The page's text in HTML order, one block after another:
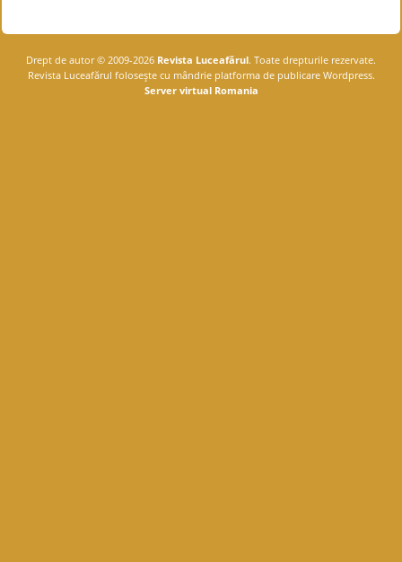
Drept de autor © 2009-2026 Revista Luceafărul. Toate drepturile rezervate.
Revista Luceafărul foloseşte cu mândrie platforma de publicare Wordpress.
Server virtual Romania